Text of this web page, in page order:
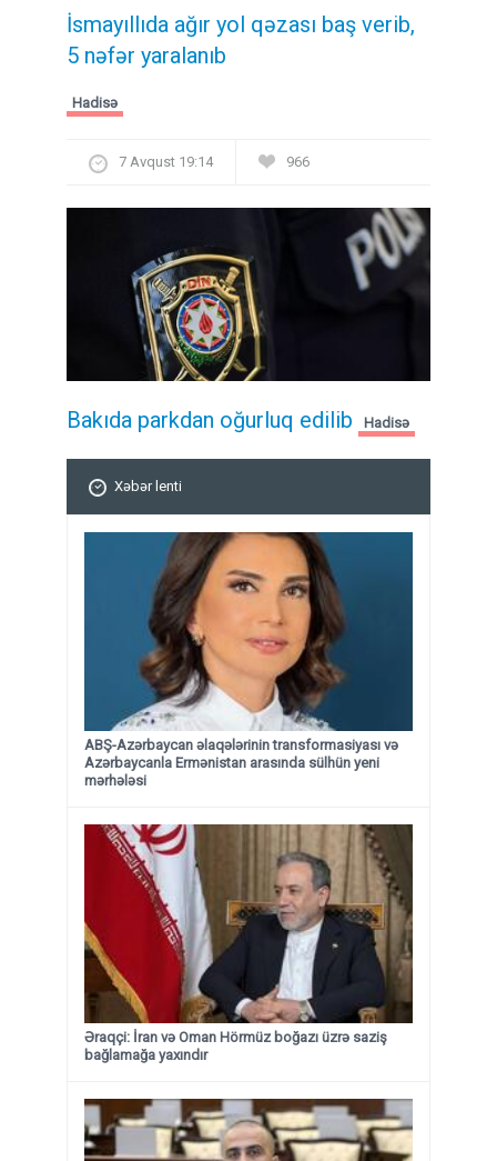
İsmayıllıda ağır yol qəzası baş verib,
5 nəfər yaralanıb
Hadisə
7 Avqust 19:14 966
Bakıda parkdan oğurluq edilib Hadisə
Xəbər lenti
ABŞ-Azərbaycan əlaqələrinin transformasiyası və
Azərbaycanla Ermənistan arasında sülhün yeni
mərhələsi
Əraqçi: İran və Oman Hörmüz boğazı üzrə saziş
bağlamağa yaxındır